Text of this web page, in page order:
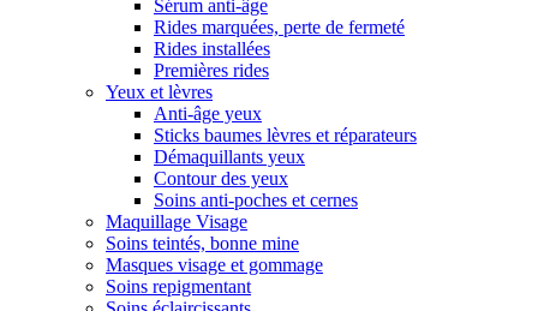
Sérum anti-âge
Rides marquées, perte de fermeté
Rides installées
Premières rides
Yeux et lèvres
Anti-âge yeux
Sticks baumes lèvres et réparateurs
Démaquillants yeux
Contour des yeux
Soins anti-poches et cernes
Maquillage Visage
Soins teintés, bonne mine
Masques visage et gommage
Soins repigmentant